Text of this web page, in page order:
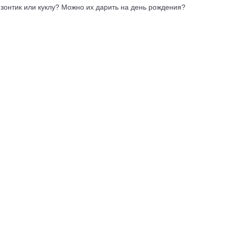
или куклу? Можно их дарить на день рождения?